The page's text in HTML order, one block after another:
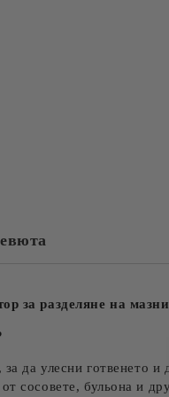
за разделяне на
за да улесни готвенето
сосовете, бульона и